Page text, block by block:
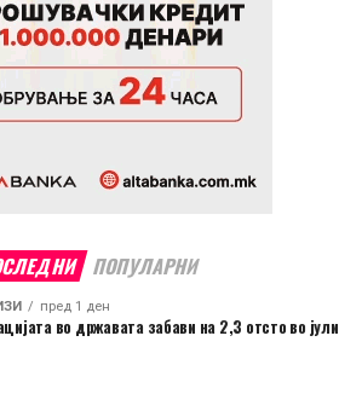
ПОПУЛАРНИ
пред 1 ден
во државата забави на 2,3 отсто во јули